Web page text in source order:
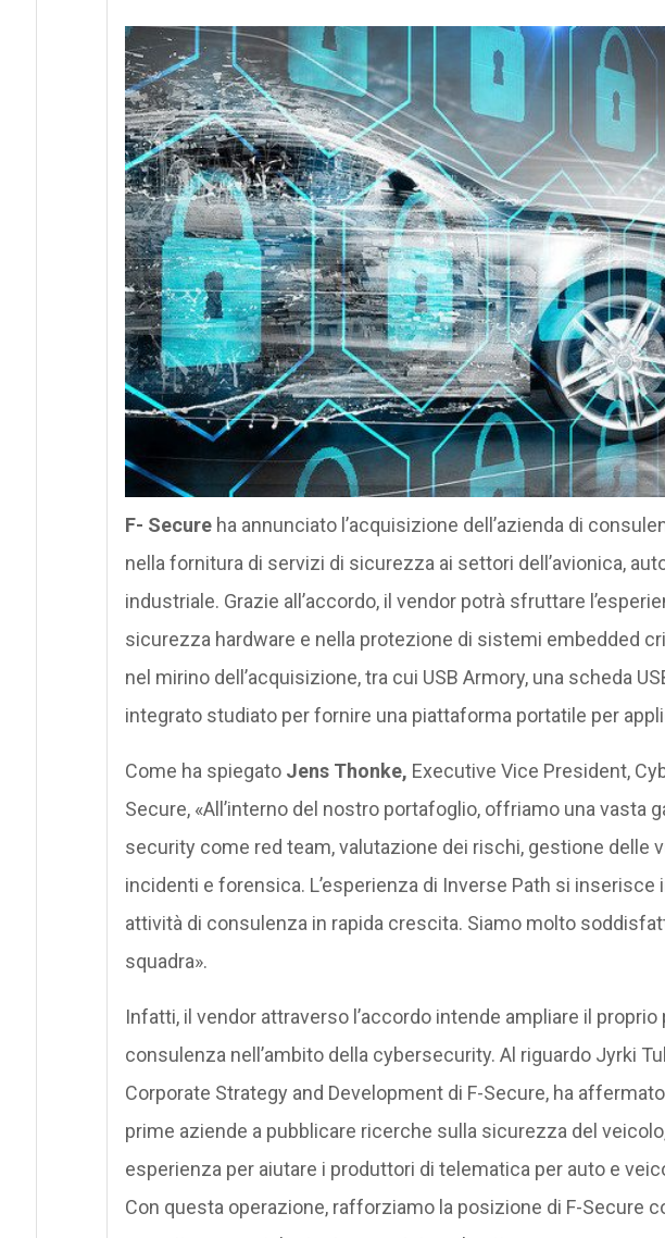
F- Secureha annunciato l’acquisizione dell’azienda di
nella fornitura di servizi di sicurezza ai settori dell’avionica,
industriale. Grazie all’accordo, il vendor potrà sfruttare
sicurezza hardware e nella protezione di sistemi embedded
nel mirino dell’acquisizione, tra cui USB Armory, una scheda
integrato studiato per fornire una piattaforma portatile per
Come ha spiegato Jens Thonke, Executive Vice President,
Secure, «All’interno del nostro portafoglio, offriamo una vasta
security come red team, valutazione dei rischi, gestione delle
incidenti e forensica. L’esperienza di Inverse Path si
attività di consulenza in rapida crescita. Siamo molto
squadra».
Infatti, il vendor attraverso l’accordo intende ampliare il
consulenza nell’ambito della cybersecurity. Al riguardo Jyrki
Corporate Strategy and Development di F-Secure, ha
prime aziende a pubblicare ricerche sulla sicurezza del
esperienza per aiutare i produttori di telematica per auto e
Con questa operazione, rafforziamo la posizione di F-Secure